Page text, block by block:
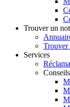
Trouver un
Trouver
Services
Conseils